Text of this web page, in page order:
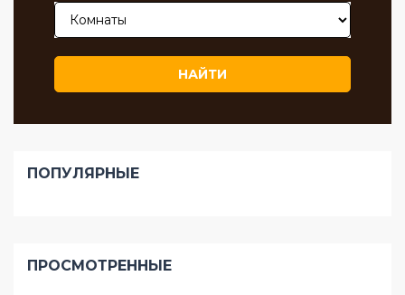
НАЙТИ
ПОПУЛЯРНЫЕ
ПРОСМОТРЕННЫЕ